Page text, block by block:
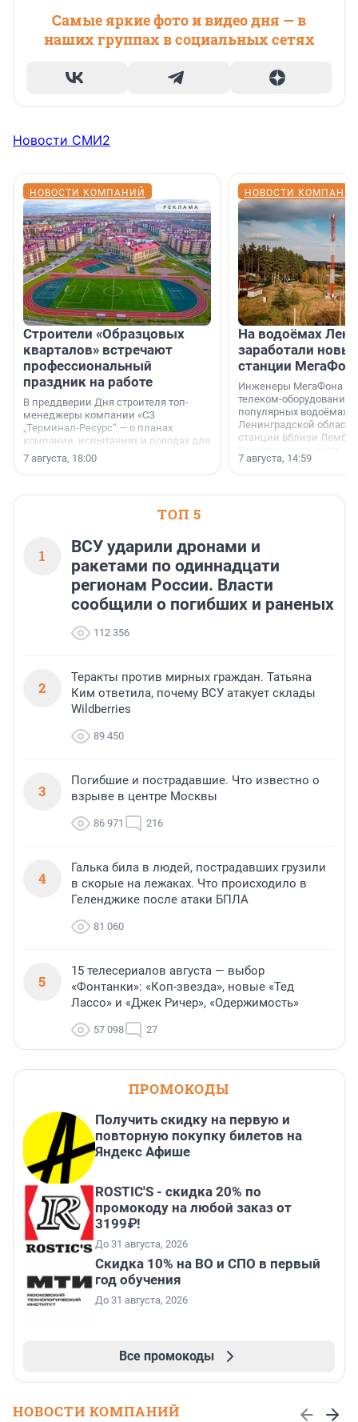
Самые яркие фото и видео дня — в
наших группах в социальных сетях
Новости СМИ2
НОВОСТИ КОМПАНИЙ
Строители «Образцовых
кварталов» встречают
профессиональный
праздник на работе
В преддверии Дня строителя топ-
менеджеры компании «СЗ
„Терминал-Ресурс“ — о планах
компании, испытаниях и поводах для
осторожного оптимизма.
7 августа, 18:00
НОВОСТИ
На водоёмах
заработали
станции
Инженеры МегаФона
телеком-оборудование
популярных водоёмах
Ленинградской
станции вблизи
недалеко от Большого
водопада.
7 августа, 14:59
ТОП 5
1
ВСУ ударили дронами и
ракетами по одиннадцати
регионам России. Власти
сообщили о погибших и раненых
112 356
2
Теракты против мирных граждан. Татьяна
Ким ответила, почему ВСУ атакует склады
Wildberries
89 450
3
Погибшие и пострадавшие. Что известно о
взрыве в центре Москвы
86 971 216
4
Галька била в людей, пострадавших грузили
в скорые на лежаках. Что происходило в
Геленджике после атаки БПЛА
81 060
5
15 телесериалов августа — выбор
«Фонтанки»: «Коп-звезда», новые «Тед
Лассо» и «Джек Ричер», «Одержимость»
57 098 27
ПРОМОКОДЫ
Получить скидку на первую и
повторную покупку билетов на
Яндекс Афише
ROSTIC'S - скидка 20% по
промокоду на любой заказ от
3199₽!
До 31 августа, 2026
Скидка 10% на ВО и СПО в первый
год обучения
До 31 августа, 2026
Все промокоды
НОВОСТИ КОМПАНИЙ